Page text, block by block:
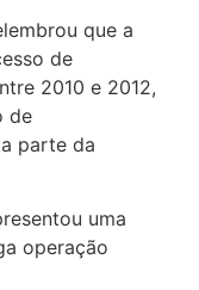
que a
de
2010 e 2012,
de
parte da
uma
operação